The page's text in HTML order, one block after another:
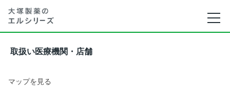
取扱い医療機関・店舗
マップを見る